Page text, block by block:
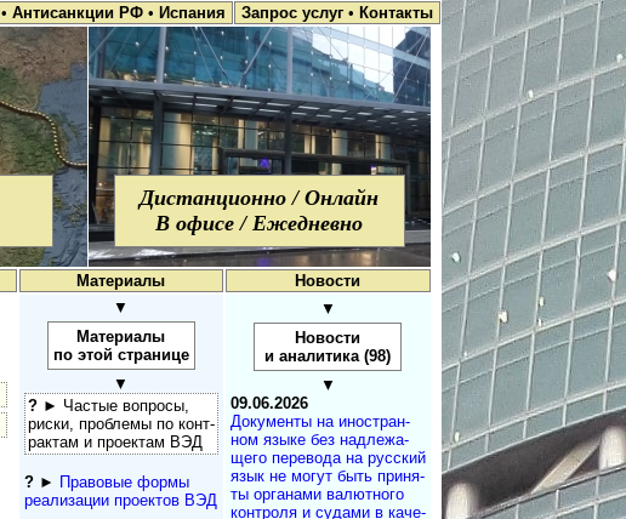
• Антисанкции РФ • Испания Запрос услуг • Контакты
Дистанционно / Онлайн
В офисе / Ежедневно
Материалы Новости
▼
Материалы
по этой странице
▼
?► Частые вопросы,
рис­ки, проблемы по конт­
рактам и проектам ВЭД
?► Правовые формы
реализации проектов ВЭД
▼
Новости
и аналитика (98)
▼
09.06.2026
Документы на ино­ст­ран­
ном язы­ке без над­ле­жа­
ще­го пе­ре­во­да на рус­ский
язык не мо­гут быть при­ня­
ты ор­га­на­ми ва­лют­но­го
кон­т­ро­ля и су­да­ми в ка­че­